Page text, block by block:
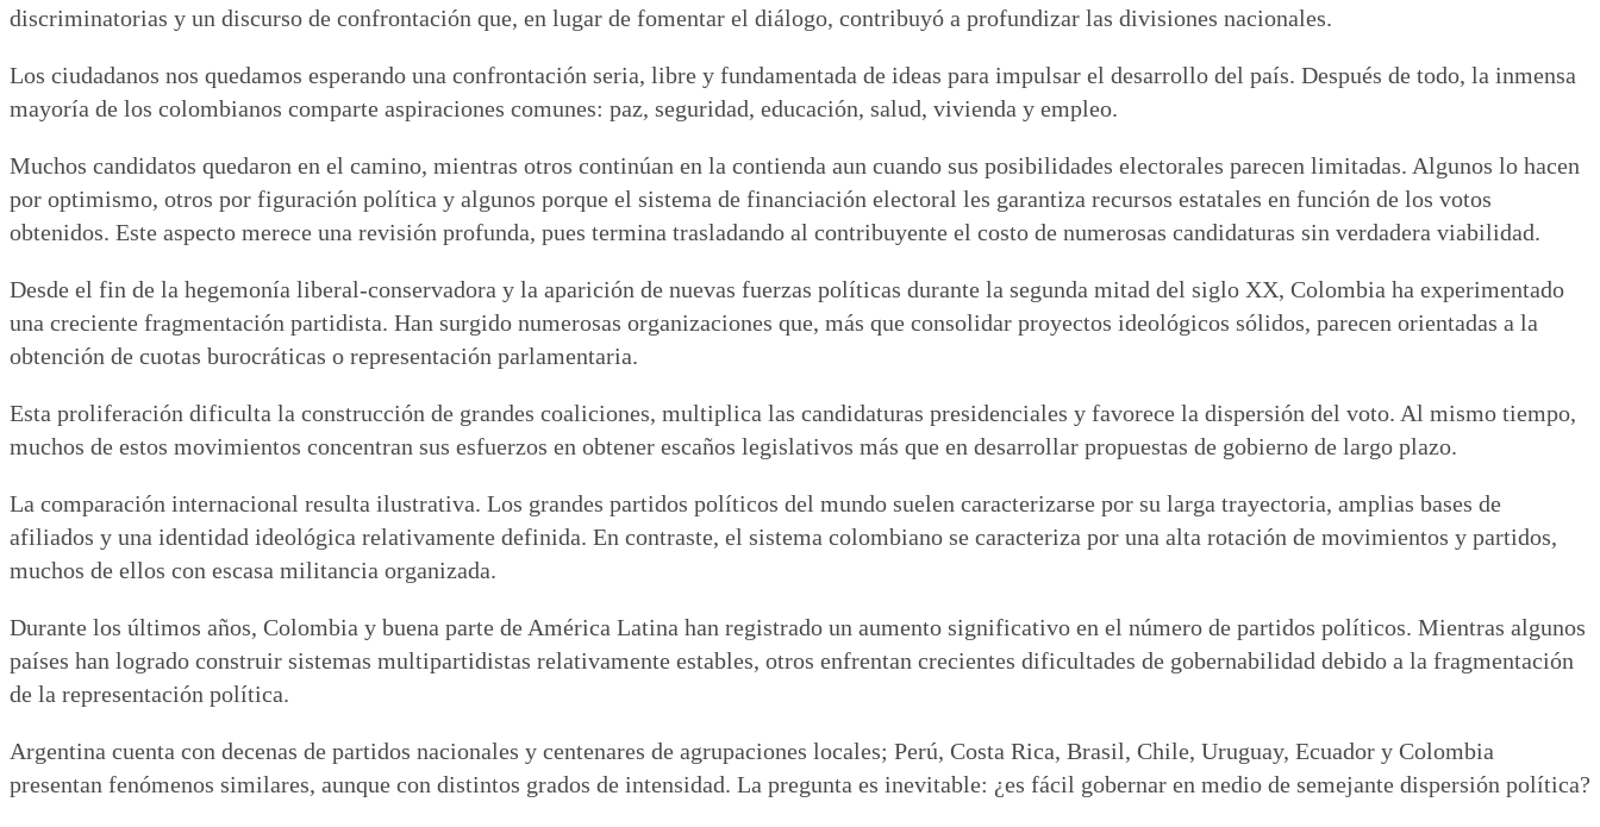
discriminatorias y un discurso de confrontación que, en lugar de fomentar el diálogo, contribuyó a profundizar las divisiones nacionales.
Los ciudadanos nos quedamos esperando una confrontación seria, libre y fundamentada de ideas para impulsar el desarrollo del país. Después de todo, la inmensa
mayoría de los colombianos comparte aspiraciones comunes: paz, seguridad, educación, salud, vivienda y empleo.
Muchos candidatos quedaron en el camino, mientras otros continúan en la contienda aun cuando sus posibilidades electorales parecen limitadas. Algunos lo hacen
por optimismo, otros por figuración política y algunos porque el sistema de financiación electoral les garantiza recursos estatales en función de los votos
obtenidos. Este aspecto merece una revisión profunda, pues termina trasladando al contribuyente el costo de numerosas candidaturas sin verdadera viabilidad.
Desde el fin de la hegemonía liberal-conservadora y la aparición de nuevas fuerzas políticas durante la segunda mitad del siglo XX, Colombia ha experimentado
una creciente fragmentación partidista. Han surgido numerosas organizaciones que, más que consolidar proyectos ideológicos sólidos, parecen orientadas a la
obtención de cuotas burocráticas o representación parlamentaria.
Esta proliferación dificulta la construcción de grandes coaliciones, multiplica las candidaturas presidenciales y favorece la dispersión del voto. Al mismo tiempo,
muchos de estos movimientos concentran sus esfuerzos en obtener escaños legislativos más que en desarrollar propuestas de gobierno de largo plazo.
La comparación internacional resulta ilustrativa. Los grandes partidos políticos del mundo suelen caracterizarse por su larga trayectoria, amplias bases de
afiliados y una identidad ideológica relativamente definida. En contraste, el sistema colombiano se caracteriza por una alta rotación de movimientos y partidos,
muchos de ellos con escasa militancia organizada.
Durante los últimos años, Colombia y buena parte de América Latina han registrado un aumento significativo en el número de partidos políticos. Mientras algunos
países han logrado construir sistemas multipartidistas relativamente estables, otros enfrentan crecientes dificultades de gobernabilidad debido a la fragmentación
de la representación política.
Argentina cuenta con decenas de partidos nacionales y centenares de agrupaciones locales; Perú, Costa Rica, Brasil, Chile, Uruguay, Ecuador y Colombia
presentan fenómenos similares, aunque con distintos grados de intensidad. La pregunta es inevitable: ¿es fácil gobernar en medio de semejante dispersión política?